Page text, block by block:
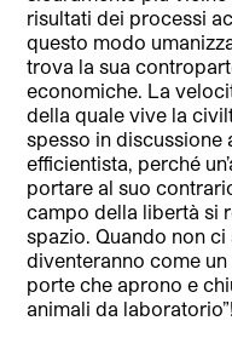
risultati dei processi
questo modo
trova la sua
economiche. La
della quale vive la
spesso in discussione
efficientista, perché
portare al suo
campo della libertà si
spazio. Quando non
diventeranno come
porte che aprono e
animali da laboratorio”!.